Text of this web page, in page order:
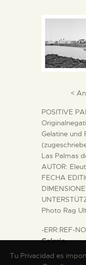
DAS
<
POSITIVE
Gelatine und
Las Palmas
AUTOR:
FECHA
Photo Rag
-ERR:REF-
Galerie
Tu Privacidad es